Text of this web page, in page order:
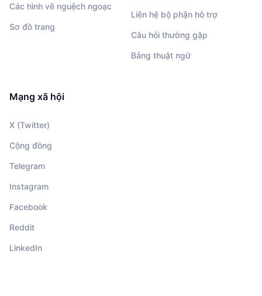
Các hình vẽ nguệch ngoạc
Sơ đồ trang
Liên hệ bộ phận hỗ trợ
Câu hỏi thường gặp
Bảng thuật ngữ
Mạng xã hội
X (Twitter)
Cộng đồng
Telegram
Instagram
Facebook
Reddit
LinkedIn